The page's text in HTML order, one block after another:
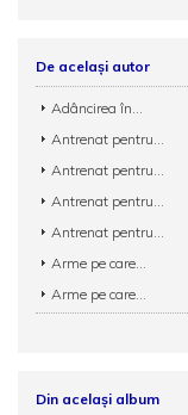
De același autor
Adâncirea în...
Antrenat pentru...
Antrenat pentru...
Antrenat pentru...
Antrenat pentru...
Arme pe care...
Arme pe care...
Din același album